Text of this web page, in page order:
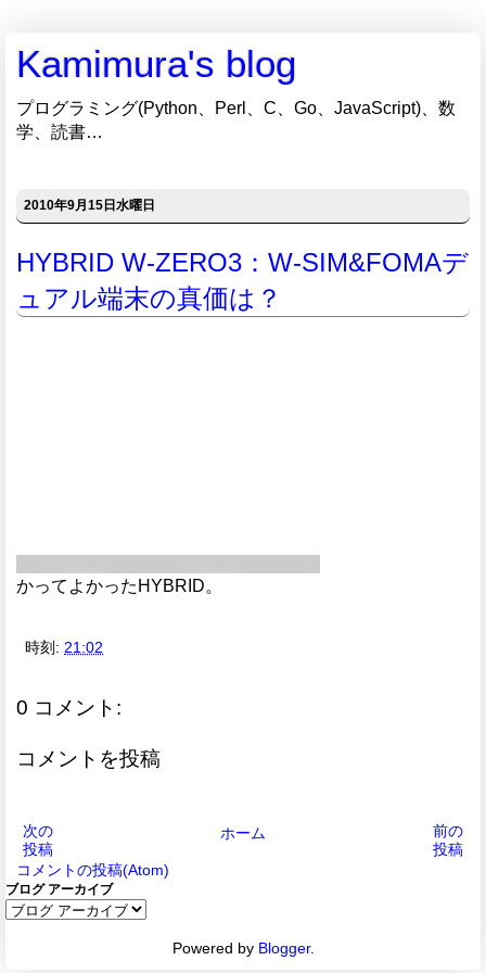
Kamimura's blog
プログラミング(Python、Perl、C、Go、JavaScript)、数
学、読書…
2010年9月15日水曜日
HYBRID W-ZERO3：W-SIM&FOMAデ
ュアル端末の真価は？
かってよかったHYBRID。
時刻: 21:02
0 コメント:
コメントを投稿
次の
投稿
前の
投稿
ホーム
コメントの投稿(Atom)
ブログ アーカイブ
Powered by Blogger.